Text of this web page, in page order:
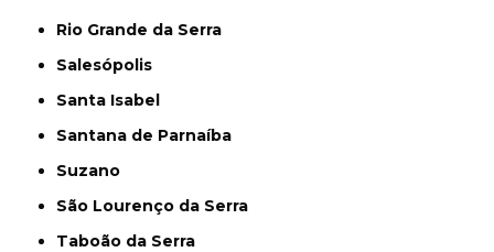
Rio Grande da Serra
Salesópolis
Santa Isabel
Santana de Parnaíba
Suzano
São Lourenço da Serra
Taboão da Serra